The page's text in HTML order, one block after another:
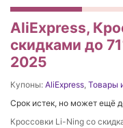
AliExpress,
скидками до
2025
Купоны: AliExpress, Товары
Срок истек, но может ещё
Кроссовки Li-Ning со